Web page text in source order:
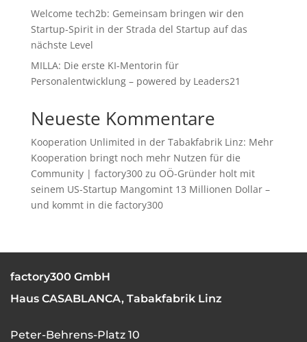
Welcome tech2b: Gemeinsam bringen wir den
Startup-Spirit in der Strada del Startup auf das
nächste Level
MILLA: Die erste KI-Mentorin für
Personalentwicklung – powered by Leaders21
Neueste Kommentare
Kooperation Unlimited in der Tabakfabrik Linz: Mehr
Kooperation bringt noch mehr Nutzen für die
Community | factory300zu OÖ-Gründer holt mit
seinem US-Startup Mangomint 13 Millionen Dollar –
und kommt in die factory300
factory300 GmbH
Haus CASABLANCA, Tabakfabrik Linz
Peter-Behrens-Platz 10